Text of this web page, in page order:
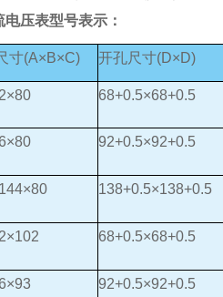
电压表型号表示：
寸(A×B×C) 开孔尺寸(D×D)
68+0.5×68+0.5
92+0.5×92+0.5
138+0.5×138+0.5
68+0.5×68+0.5
92+0.5×92+0.5